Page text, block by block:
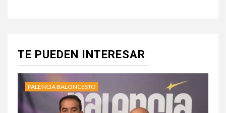
TE PUEDEN INTERESAR
PALENCIA BALONCESTO